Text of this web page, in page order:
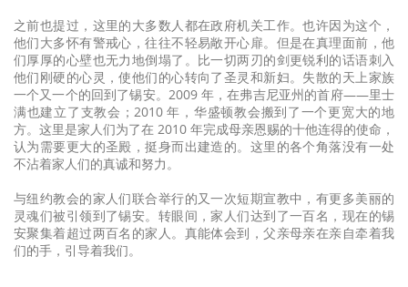
之前也提过，这里的大多数人都在政府机关工作。也许因为这个，
他们大多怀有警戒心，往往不轻易敞开心扉。但是在真理面前，他
们厚厚的心壁也无力地倒塌了。比一切两刃的剑更锐利的话语刺入
他们刚硬的心灵，使他们的心转向了圣灵和新妇。失散的天上家族
一个又一个的回到了锡安。2009 年，在弗吉尼亚州的首府——里士
满也建立了支教会；2010 年，华盛顿教会搬到了一个更宽大的地
方。这里是家人们为了在 2010 年完成母亲恩赐的十他连得的使命，
认为需要更大的圣殿，挺身而出建造的。这里的各个角落没有一处
不沾着家人们的真诚和努力。
与纽约教会的家人们联合举行的又一次短期宣教中，有更多美丽的
灵魂们被引领到了锡安。转眼间，家人们达到了一百名，现在的锡
安聚集着超过两百名的家人。真能体会到，父亲母亲在亲自牵着我
们的手，引导着我们。